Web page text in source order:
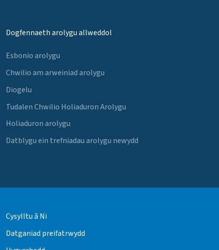
Dogfennaeth arolygu allweddol
Esbonio arolygu
Chwilio am arweiniad arolygu
Diogelu
Tudalen Chwilio Holiaduron Arolygu
Holiaduron arolygu
Datblygu ein trefniadau arolygu newydd
Cysylltu â Ni
Datganiad preifatrwydd